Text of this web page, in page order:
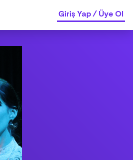
Giriş Yap/Üye Ol